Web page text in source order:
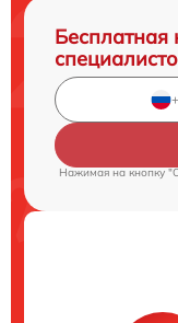
Бесплатная
Нажимая на кнопку